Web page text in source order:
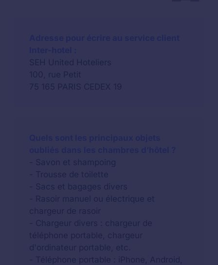
- Savon et shampoing
- Trousse de toilette
- Sacs et bagages divers
- Rasoir manuel ou électrique et
chargeur de rasoir
- Chargeur divers : chargeur de
téléphone portable, chargeur
d'ordinateur portable, etc.
- Téléphone portable : iPhone, Android,